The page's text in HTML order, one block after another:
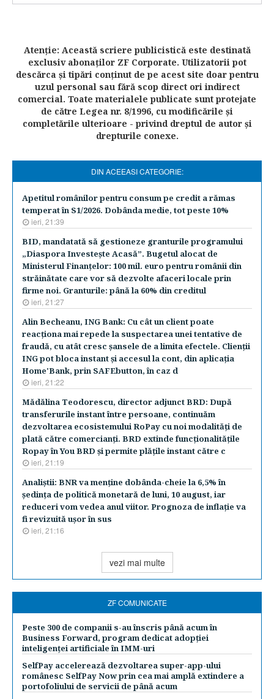
Atenţie: Această scriere publicistică este destinată
exclusiv abonaţilor ZF Corporate. Utilizatorii pot
descărca şi tipări conţinut de pe acest site doar pentru
uzul personal sau fără scop direct ori indirect
comercial. Toate materialele publicate sunt protejate
de către Legea nr. 8/1996, cu modificările şi
completările ulterioare - privind dreptul de autor şi
drepturile conexe.
DIN ACEEASI CATEGORIE:
Apetitul românilor pentru consum pe credit a rămas
temperat în S1/2026. Dobânda medie, tot peste 10%
ieri, 21:39
BID, mandatată să gestioneze granturile programului
„Diaspora Investeşte Acasă”. Bugetul alocat de
Ministerul Finanţelor: 100 mil. euro pentru românii din
străinătate care vor să dezvolte afaceri locale prin
firme noi. Granturile: până la 60% din creditul
ieri, 21:27
Alin Becheanu, ING Bank: Cu cât un client poate
reacţiona mai repede la suspectarea unei tentative de
fraudă, cu atât cresc şansele de a limita efectele. Clienţii
ING pot bloca instant şi accesul la cont, din aplicaţia
Home'Bank, prin SAFEbutton, în caz d
ieri, 21:22
Mădălina Teodorescu, director adjunct BRD: După
transferurile instant între persoane, continuăm
dezvoltarea ecosistemului RoPay cu noi modalităţi de
plată către comercianţi. BRD extinde funcţionalităţile
Ropay în You BRD şi permite plăţile instant către c
ieri, 21:19
Analiştii: BNR va menţine dobânda-cheie la 6,5% în
şedinţa de politică monetară de luni, 10 august, iar
reduceri vom vedea anul viitor. Prognoza de inflaţie va
fi revizuită uşor în sus
ieri, 21:16
vezi mai multe
ZF COMUNICATE
Peste 300 de companii s-au înscris până acum în
Business Forward, program dedicat adopției
inteligenței artificiale în IMM-uri
SelfPay accelerează dezvoltarea super-app-ului
românesc SelfPay Now prin cea mai amplă extindere a
portofoliului de servicii de până acum